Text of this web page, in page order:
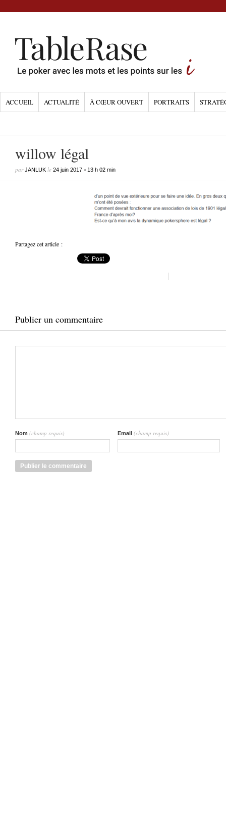
ACCUEIL ACTUALITÉ À CŒUR OUVERT PORTRAITS
willow légal
parJANLUK le 24 juin 2017 • 13 h 02 min
Partagez cet article :
Publier un commentaire
Nom (champ requis) Email (champ requis)